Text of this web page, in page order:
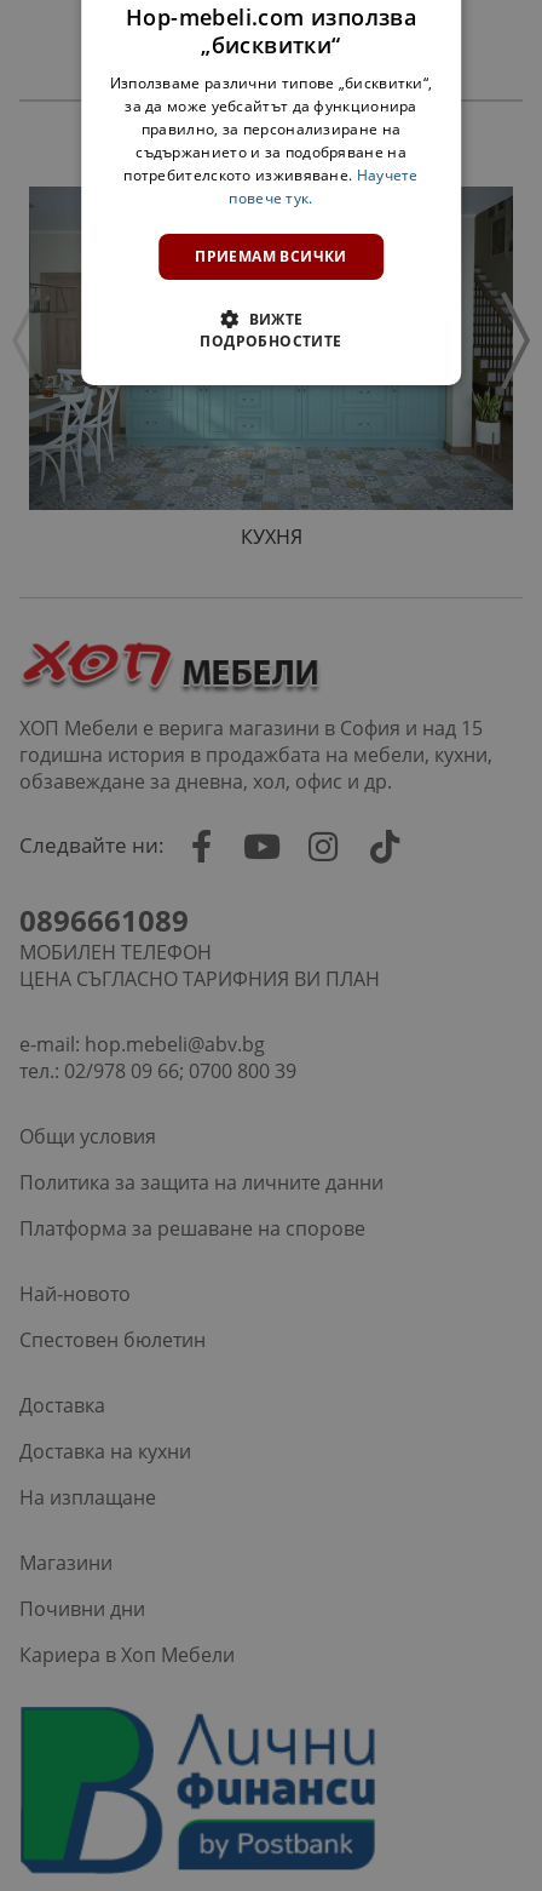
108,00 € 211,23 лв.
ПРОДУКТИ
КУХНЯ
ХОП Мебели е верига магазини в София и над 15
годишна история в продажбата на мебели, кухни,
обзавеждане за дневна, хол, офис и др.
Следвайте ни:
0896661089
МОБИЛЕН ТЕЛЕФОН
ЦЕНА СЪГЛАСНО ТАРИФНИЯ ВИ ПЛАН
e-mail: hop.mebeli@abv.bg
тел.: 02/978 09 66; 0700 800 39
Общи условия
Политика за защита на личните данни
Платформа за решаване на спорове
Най-новото
Спестовен бюлетин
Доставка
Доставка на кухни
На изплащане
Магазини
Почивни дни
Кариера в Хоп Мебели
Hop-mebeli.com използва
„бисквитки“
Използваме различни типове „бисквитки“,
за да може уебсайтът да функционира
правилно, за персонализиране на
съдържанието и за подобряване на
потребителското изживяване. Научете
повече тук.
ПРИЕМАМ ВСИЧКИ
ВИЖТЕ
ПОДРОБНОСТИТЕ